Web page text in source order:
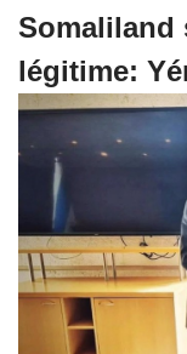
Somaliland
légitime: